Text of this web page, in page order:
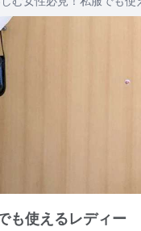
も使えるレディー